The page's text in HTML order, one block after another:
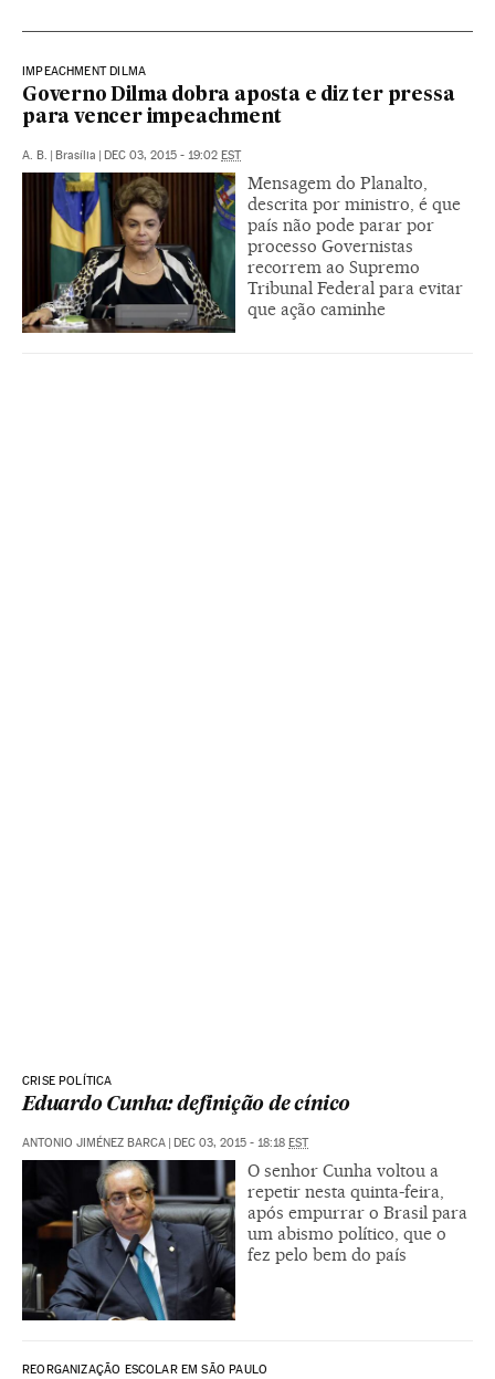
IMPEACHMENT DILMA
Governo Dilma dobra aposta e diz ter pressa
para vencer impeachment
A. B. Brasília DEC 03, 2015 - 19:02 EST
Mensagem do Planalto,
descrita por ministro, é que
país não pode parar por
processo Governistas
recorrem ao Supremo
Tribunal Federal para evitar
que ação caminhe
CRISE POLÍTICA
Eduardo Cunha: definição de cínico
ANTONIO JIMÉNEZ BARCA DEC 03, 2015 - 18:18 EST
O senhor Cunha voltou a
repetir nesta quinta-feira,
após empurrar o Brasil para
um abismo político, que o
fez pelo bem do país
REORGANIZAÇÃO ESCOLAR EM SÃO PAULO